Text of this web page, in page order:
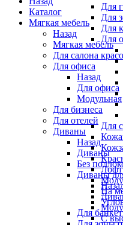
Для
Для
Для
Для
Для
Лофт
На
Для
Каталог
Мягкая мебель
Назад
Мягкая мебель
Для салона
Для офиса
Назад
Для офиса
Модульная
Для бизнеса
Для отелей
Диваны
Назад
Диваны
Без
Диваны
С